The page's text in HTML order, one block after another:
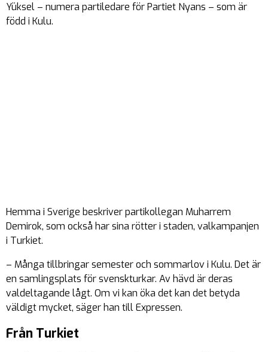
Yüksel – numera partiledare för Partiet Nyans – som är
född i Kulu.
Hemma i Sverige beskriver partikollegan Muharrem
Demirok, som också har sina rötter i staden, valkampanjen
i Turkiet.
– Många tillbringar semester och sommarlov i Kulu. Det är
en samlingsplats för svenskturkar. Av hävd är deras
valdeltagande lågt. Om vi kan öka det kan det betyda
väldigt mycket, säger han till Expressen.
Från Turkiet